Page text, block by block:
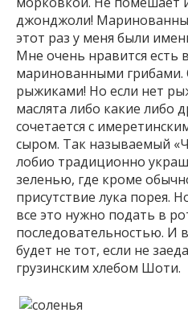
джонджоли!
этот раз у меня были
Мне очень нравится есть
маринованными
рыжиками! Но если нет
маслята либо какие либо
сочетается с
сыром. Так называемый
лобио традиционно
зеленью, где кроме
присутствие лука порея.
все это нужно подать в
последовательностью. И
будет не тот, если не
грузинским хлебом Шоти.